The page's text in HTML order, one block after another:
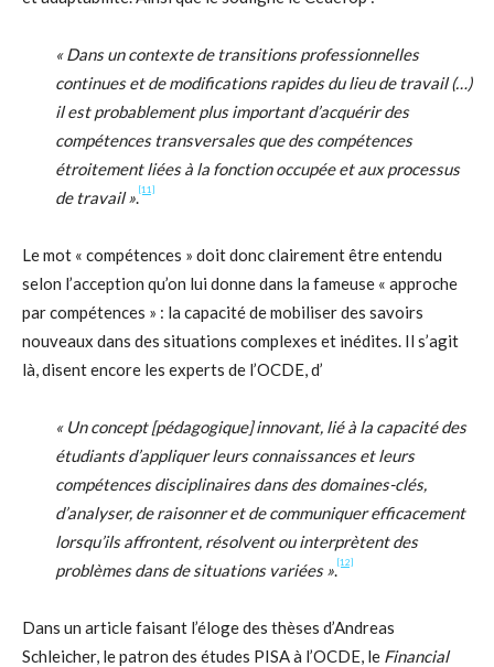
« Dans un contexte de transitions professionnelles
continues et de modifications rapides du lieu de travail (…)
il est probablement plus important d’acquérir des
compétences transversales que des compétences
étroitement liées à la fonction occupée et aux processus
de travail ».[11]
Le mot « compétences » doit donc clairement être entendu
selon l’acception qu’on lui donne dans la fameuse « approche
par compétences » : la capacité de mobiliser des savoirs
nouveaux dans des situations complexes et inédites. Il s’agit
là, disent encore les experts de l’OCDE, d’
« Un concept [pédagogique] innovant, lié à la capacité des
étudiants d’appliquer leurs connaissances et leurs
compétences disciplinaires dans des domaines-clés,
d’analyser, de raisonner et de communiquer efficacement
lorsqu’ils affrontent, résolvent ou interprètent des
problèmes dans de situations variées ».[12]
Dans un article faisant l’éloge des thèses d’Andreas
Schleicher, le patron des études PISA à l’OCDE, le Financial